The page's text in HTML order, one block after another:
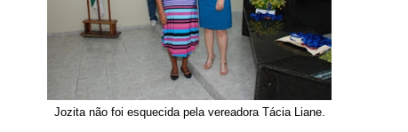
Jozita não foi esquecida pela vereadora Tácia Liane.